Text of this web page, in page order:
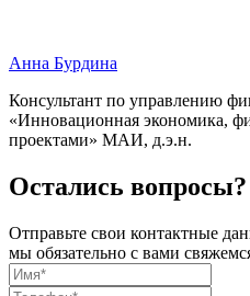
Анна Бурдина
Консультант по управлению
«Инновационная экономика,
проектами» МАИ, д.э.н.
Остались вопросы?
Отправьте свои контактные
мы обязательно с вами